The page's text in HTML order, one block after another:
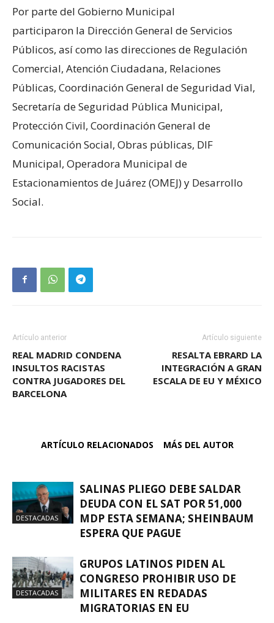
Por parte del Gobierno Municipal
participaron la Dirección General de Servicios
Públicos, así como las direcciones de Regulación
Comercial, Atención Ciudadana, Relaciones
Públicas, Coordinación General de Seguridad Vial,
Secretaría de Seguridad Pública Municipal,
Protección Civil, Coordinación General de
Comunicación Social, Obras públicas, DIF
Municipal, Operadora Municipal de
Estacionamientos de Juárez (OMEJ) y Desarrollo
Social.
Artículo anterior
REAL MADRID CONDENA
INSULTOS RACISTAS
CONTRA JUGADORES DEL
BARCELONA
Artículo siguiente
RESALTA EBRARD LA
INTEGRACIÓN A GRAN
ESCALA DE EU Y MÉXICO
ARTÍCULO RELACIONADOS MÁS DEL AUTOR
DESTACADAS
SALINAS PLIEGO DEBE SALDAR
DEUDA CON EL SAT POR 51,000
MDP ESTA SEMANA; SHEINBAUM
ESPERA QUE PAGUE
DESTACADAS
GRUPOS LATINOS PIDEN AL
CONGRESO PROHIBIR USO DE
MILITARES EN REDADAS
MIGRATORIAS EN EU